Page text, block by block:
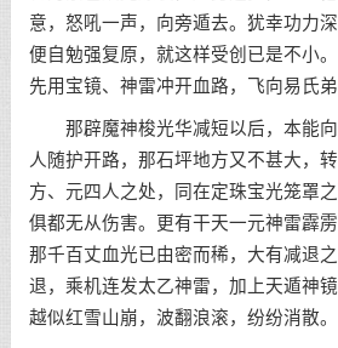
意，怒吼一声，向旁遁去。犹幸功力
便自勉强复原，就这样受创已是不小
先用宝镜、神雷冲开血路，飞向易氏弟
那辟魔神梭光华减短以后，本能向
人随护开路，那石坪地方又不甚大，
方、元四人之处，同在定珠宝光笼罩
俱都无从伤害。更有干天一元神雷霹
那千百丈血光已由密而稀，大有减退
退，乘机连发太乙神雷，加上天遁神
越似红雪山崩，波翻浪滚，纷纷消散。